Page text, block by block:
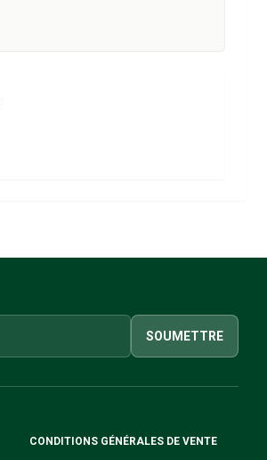
SOUMETTRE
CONDITIONS GÉNÉRALES DE VENTE